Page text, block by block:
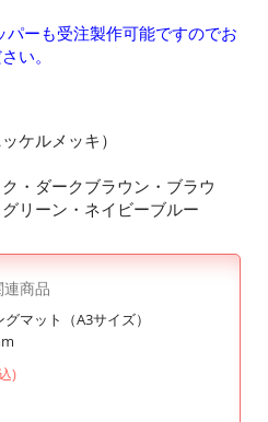
ーも受注製作可能ですのでお
い。
ケルメッキ）
・ダークブラウン・ブラウ
リーン・ネイビーブルー
商品
マット（A3サイズ）
)